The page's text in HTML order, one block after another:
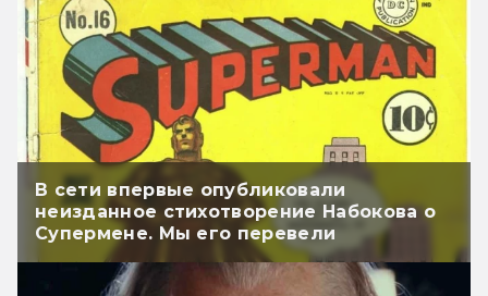
В сети впервые опубликовали
неизданное стихотворение Набокова о
Супермене. Мы его перевели